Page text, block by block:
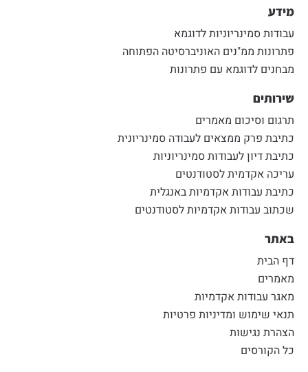
מידע
עבודות סמינריוניות לדוגמא
פתרונות ממ"נים האוניברסיטה הפתוחה
מבחנים לדוגמא עם פתרונות
שירותים
תרגום וסיכום מאמרים
כתיבת פרק ממצאים לעבודה סמינריונית
כתיבת דיון לעבודות סמינריוניות
עריכה אקדמית לסטודנטים
כתיבת עבודות אקדמיות באנגלית
שכתוב עבודות אקדמיות לסטודנטים
באתר
דף הבית
מאמרים
מאגר עבודות אקדמיות
תנאי שימוש ומדיניות פרטיות
הצהרת נגישות
כל הקורסים